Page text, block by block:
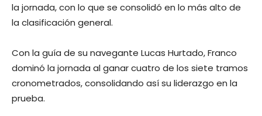
la jornada, con lo que se consolidó en lo más alto de
la clasificación general.
Con la guía de su navegante Lucas Hurtado, Franco
dominó la jornada al ganar cuatro de los siete tramos
cronometrados, consolidando así su liderazgo en la
prueba.